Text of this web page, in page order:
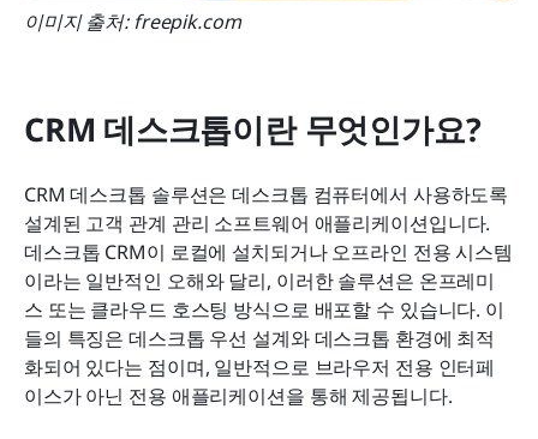
이미지 출처: freepik.com
CRM 데스크톱이란 무엇인가요?
CRM 데스크톱 솔루션은 데스크톱 컴퓨터에서 사용하도록
설계된 고객 관계 관리 소프트웨어 애플리케이션입니다.
데스크톱 CRM이 로컬에 설치되거나 오프라인 전용 시스템
이라는 일반적인 오해와 달리, 이러한 솔루션은 온프레미
스 또는 클라우드 호스팅 방식으로 배포할 수 있습니다. 이
들의 특징은 데스크톱 우선 설계와 데스크톱 환경에 최적
화되어 있다는 점이며, 일반적으로 브라우저 전용 인터페
이스가 아닌 전용 애플리케이션을 통해 제공됩니다.